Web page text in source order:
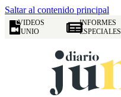
Saltar al contenido principal
VIDEOS
JUNIO
INFORMES
ESPECIALES